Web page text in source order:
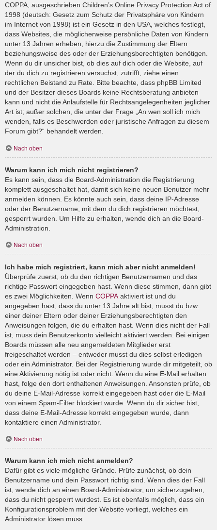
COPPA, ausgeschrieben Children’s Online Privacy Protection Act of
1998 (deutsch: Gesetz zum Schutz der Privatsphäre von Kindern
im Internet von 1998) ist ein Gesetz in den USA, welches festlegt,
dass Websites, die möglicherweise persönliche Daten von Kindern
unter 13 Jahren erheben, hierzu die Zustimmung der Eltern
beziehungsweise des oder der Erziehungsberechtigten benötigen.
Wenn du dir unsicher bist, ob dies auf dich oder die Website, auf
der du dich zu registrieren versuchst, zutrifft, ziehe einen
rechtlichen Beistand zu Rate. Bitte beachte, dass phpBB Limited
und der Besitzer dieses Boards keine Rechtsberatung anbieten
kann und nicht die Anlaufstelle für Rechtsangelegenheiten jeglicher
Art ist; außer solchen, die unter der Frage „An wen soll ich mich
wenden, falls es Beschwerden oder juristische Anfragen zu diesem
Forum gibt?“ behandelt werden.
Nach oben
Warum kann ich mich nicht registrieren?
Es kann sein, dass die Board-Administration die Registrierung
komplett ausgeschaltet hat, damit sich keine neuen Benutzer mehr
anmelden können. Es könnte auch sein, dass deine IP-Adresse
oder der Benutzername, mit dem du dich registrieren möchtest,
gesperrt wurden. Um Hilfe zu erhalten, wende dich an die Board-
Administration.
Nach oben
Ich habe mich registriert, kann mich aber nicht anmelden!
Überprüfe zuerst, ob du den richtigen Benutzernamen und das
richtige Passwort eingegeben hast. Wenn diese stimmen, dann gibt
es zwei Möglichkeiten. Wenn COPPA aktiviert ist und du
angegeben hast, dass du unter 13 Jahre alt bist, musst du bzw.
einer deiner Eltern oder deiner Erziehungsberechtigten den
Anweisungen folgen, die du erhalten hast. Wenn dies nicht der Fall
ist, muss dein Benutzerkonto vielleicht aktiviert werden. Bei einigen
Boards müssen alle neu angemeldeten Mitglieder erst
freigeschaltet werden – entweder musst du dies selbst erledigen
oder ein Administrator. Bei der Registrierung wurde dir mitgeteilt, ob
eine Aktivierung nötig ist oder nicht. Wenn du eine E-Mail erhalten
hast, folge den dort enthaltenen Anweisungen. Ansonsten prüfe, ob
du deine E-Mail-Adresse korrekt eingegeben hast oder die E-Mail
von einem Spam-Filter blockiert wurde. Wenn du dir sicher bist,
dass deine E-Mail-Adresse korrekt eingegeben wurde, dann
kontaktiere einen Administrator.
Nach oben
Warum kann ich mich nicht anmelden?
Dafür gibt es viele mögliche Gründe. Prüfe zunächst, ob dein
Benutzername und dein Passwort richtig sind. Wenn dies der Fall
ist, wende dich an einen Board-Administrator, um sicherzugehen,
dass du nicht gesperrt wurdest. Es ist ebenfalls möglich, dass ein
Konfigurationsproblem mit der Website vorliegt, welches ein
Administrator lösen muss.